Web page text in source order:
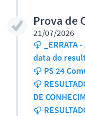
Prova de
21/07/2026
data do
PS 24
DE